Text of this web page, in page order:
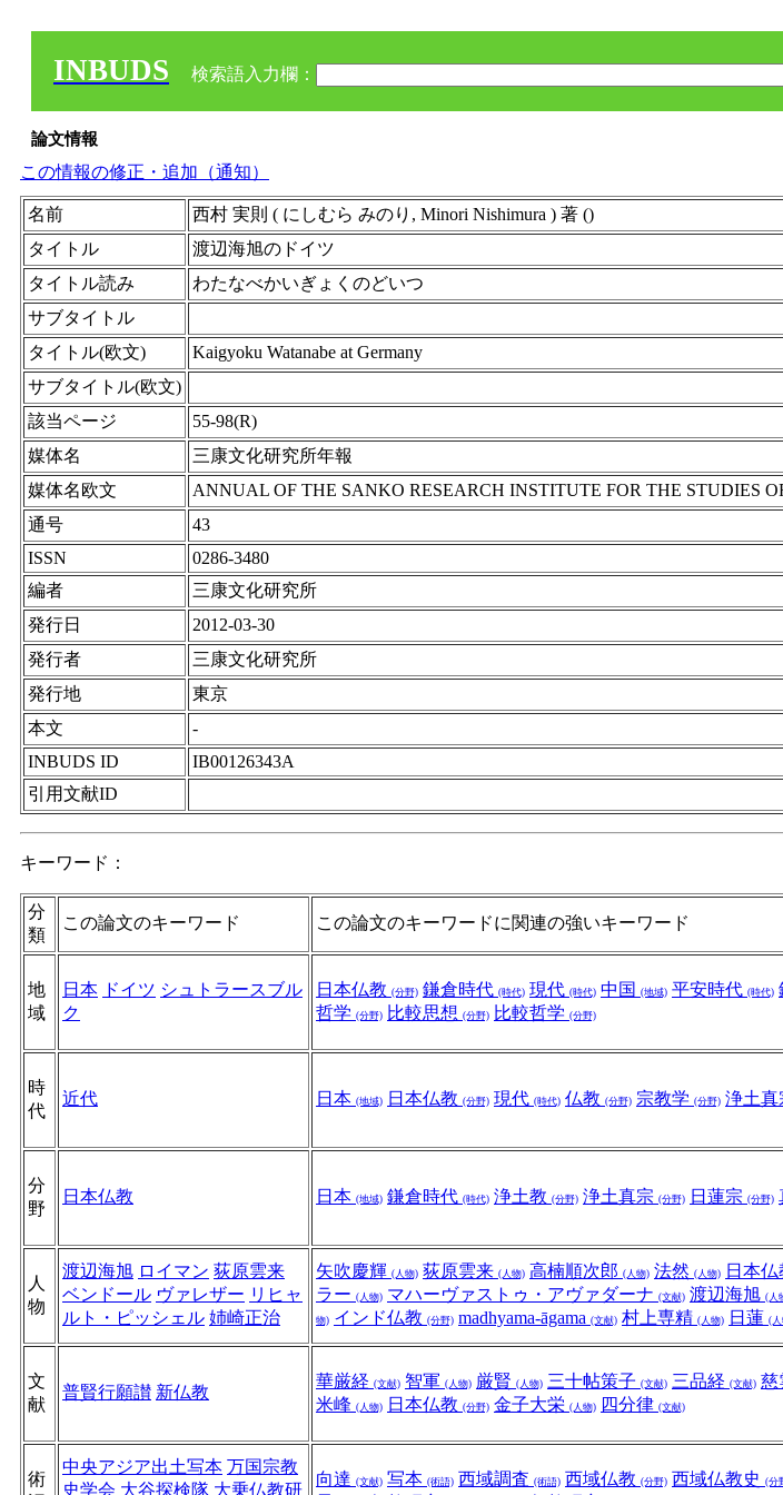
INBUDS 検索語入力欄：
論文情報
この情報の修正・追加（通知）
名前
西村 実則 ( にしむら みのり, Minori Nishimura ) 著 ()
タイトル
渡辺海旭のドイツ
タイトル読み
わたなべかいぎょくのどいつ
サブタイトル
タイトル(欧文)
Kaigyoku Watanabe at Germany
サブタイトル(欧文)
該当ページ
55-98(R)
媒体名
三康文化研究所年報
媒体名欧文
ANNUAL OF THE SANKO RESEARCH INSTITUTE FOR THE STUDIES
通号
43
ISSN
0286-3480
編者
三康文化研究所
発行日
2012-03-30
発行者
三康文化研究所
発行地
東京
本文
-
INBUDS ID
IB00126343A
引用文献ID
キーワード：
分
類
この論文のキーワード この論文のキーワードに関連の強いキーワード
地
域
日本 ドイツ シュトラースブル
ク
日本仏教 (分野) 鎌倉時代 (時代) 現代 (時代) 中国 (地域) 平安時代 (時代)
哲学 (分野) 比較思想 (分野) 比較哲学 (分野)
時
代
近代 日本 (地域) 日本仏教 (分野) 現代 (時代) 仏教 (分野) 宗教学 (分野) 浄土真
分
野
日本仏教 日本 (地域) 鎌倉時代 (時代) 浄土教 (分野) 浄土真宗 (分野) 日蓮宗 (分野)
人
物
渡辺海旭 ロイマン 荻原雲来
ベンドール ヴァレザー リヒャ
ルト・ピッシェル 姉崎正治
矢吹慶輝 (人物) 荻原雲来 (人物) 高楠順次郎 (人物) 法然 (人物) 日本仏
ラー (人物) マハーヴァストゥ・アヴァダーナ (文献) 渡辺海旭 (人
物) インド仏教 (分野) madhyama-āgama (文献) 村上専精 (人物) 日蓮 (
文
献
普賢行願讃 新仏教
華厳経 (文献) 智軍 (人物) 厳賢 (人物) 三十帖策子 (文献) 三品経 (文献) 慈
米峰 (人物) 日本仏教 (分野) 金子大栄 (人物) 四分律 (文献)
術
中央アジア出土写本 万国宗教
史学会 大谷探検隊 大乗仏教研
向達 (文献) 写本 (術語) 西域調査 (術語) 西域仏教 (分野) 西域仏教史 (分